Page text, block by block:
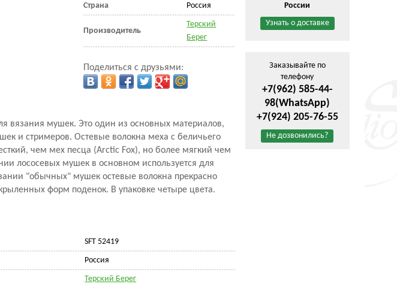
Страна Россия
Производитель
Терский
Берег
Поделиться с друзьями:
вязания мушек. Это один из основных материалов,
и стримеров. Остевые волокна меха с беличьего
чем мех песца (Arctic Fox), но более мягкий чем
лососевых мушек в основном используется для
"обычных" мушек остевые волокна прекрасно
форм поденок. В упаковке четыре цвета.
SFT 52419
Россия
Терский Берег
России
Узнать о доставке
Заказывайте по
телефону
+7(962) 585-44-
98(WhatsApp)
+7(924) 205-76-55
Не дозвонились?